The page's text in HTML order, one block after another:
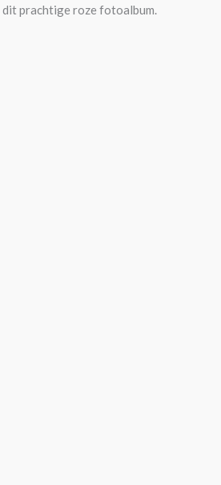
dit prachtige roze fotoalbum.